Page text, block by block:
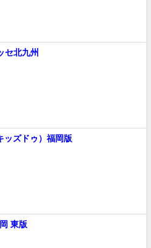
セ北九州
ッズドゥ）福岡版
東版